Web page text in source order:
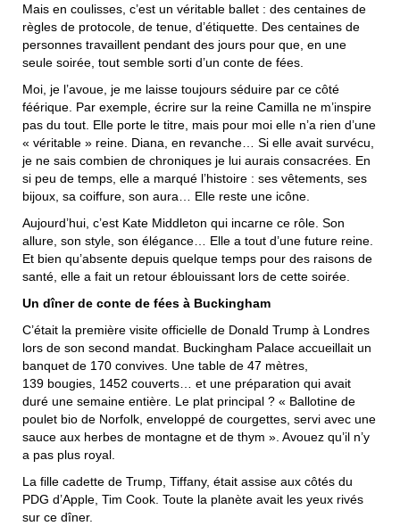
Mais en coulisses, c’est un véritable ballet : des centaines de
règles de protocole, de tenue, d’étiquette. Des centaines de
personnes travaillent pendant des jours pour que, en une
seule soirée, tout semble sorti d’un conte de fées.
Moi, je l’avoue, je me laisse toujours séduire par ce côté
féérique. Par exemple, écrire sur la reine Camilla ne m’inspire
pas du tout. Elle porte le titre, mais pour moi elle n’a rien d’une
« véritable » reine. Diana, en revanche… Si elle avait survécu,
je ne sais combien de chroniques je lui aurais consacrées. En
si peu de temps, elle a marqué l’histoire : ses vêtements, ses
bijoux, sa coiffure, son aura… Elle reste une icône.
Aujourd’hui, c’est Kate Middleton qui incarne ce rôle. Son
allure, son style, son élégance… Elle a tout d’une future reine.
Et bien qu’absente depuis quelque temps pour des raisons de
santé, elle a fait un retour éblouissant lors de cette soirée.
Un dîner de conte de fées à Buckingham
C’était la première visite officielle de Donald Trump à Londres
lors de son second mandat. Buckingham Palace accueillait un
banquet de 170 convives. Une table de 47 mètres,
139 bougies, 1452 couverts… et une préparation qui avait
duré une semaine entière. Le plat principal ? « Ballotine de
poulet bio de Norfolk, enveloppé de courgettes, servi avec une
sauce aux herbes de montagne et de thym ». Avouez qu’il n’y
a pas plus royal.
La fille cadette de Trump, Tiffany, était assise aux côtés du
PDG d’Apple, Tim Cook. Toute la planète avait les yeux rivés
sur ce dîner.